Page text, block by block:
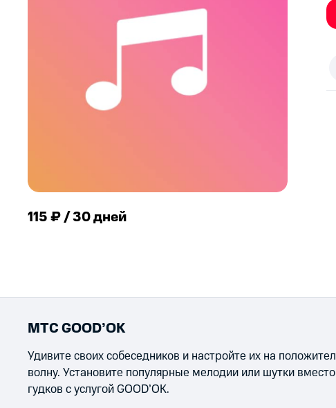
115 ₽ / 30 дней
МТС GOOD’OK
Удивите своих собеседников и настройте их на
волну. Установите популярные мелодии или шутки
гудков с услугой GOOD’OK.